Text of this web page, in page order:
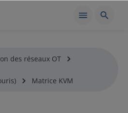
des réseaux OT
Matrice KVM